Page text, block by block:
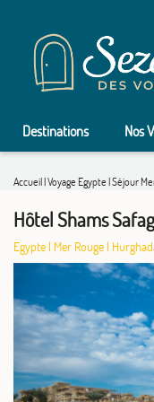
Destinations Nos
Accueil|Voyage Egypte |Séjour
Hôtel Shams
Egypte | Mer Rouge |